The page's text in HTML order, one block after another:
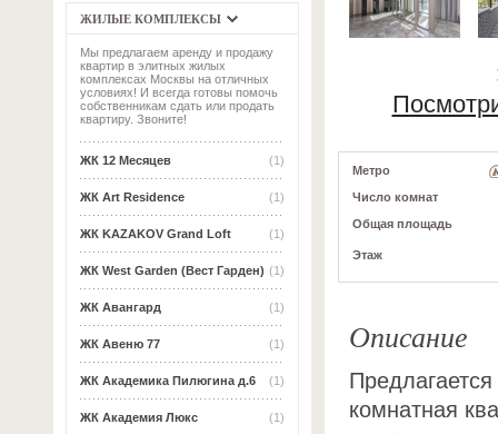
ЖИЛЫЕ КОМПЛЕКСЫ
Мы предлагаем аренду и продажу
квартир в элитных жилых
комплексах Москвы на отличных
условиях! И всегда готовы помочь
собственникам сдать или продать
квартиру. Звоните!
(1)
ЖК 12 Месяцев
(1)
ЖК Art Residence
(1)
ЖК KAZAKOV Grand Loft
(1)
ЖК West Garden (Вест Гарден)
(1)
ЖК Авангард
(1)
ЖК Авеню 77
(1)
ЖК Академика Пилюгина д.6
(1)
ЖК Академия Люкс
Метро
Число комнат
Общая площадь
Этаж
Описание
комнатная